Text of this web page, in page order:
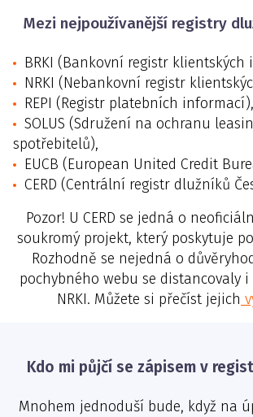
Mezi nejpoužívanější registry
BRKI (Bankovní registr klientských
NRKI (Nebankovní registr
REPI (Registr platebních informací),
SOLUS (Sdružení na ochranu
spotřebitelů),
EUCB (European United Credit
CERD (Centrální registr dlužníků
Pozor! U CERD se jedná o
soukromý projekt, který poskytuje
Rozhodně se nejedná o
pochybného webu se distancovaly i
NRKI. Můžete si přečíst jejich
Kdo mi půjčí se zápisem v
Mnohem jednoduší bude, když na